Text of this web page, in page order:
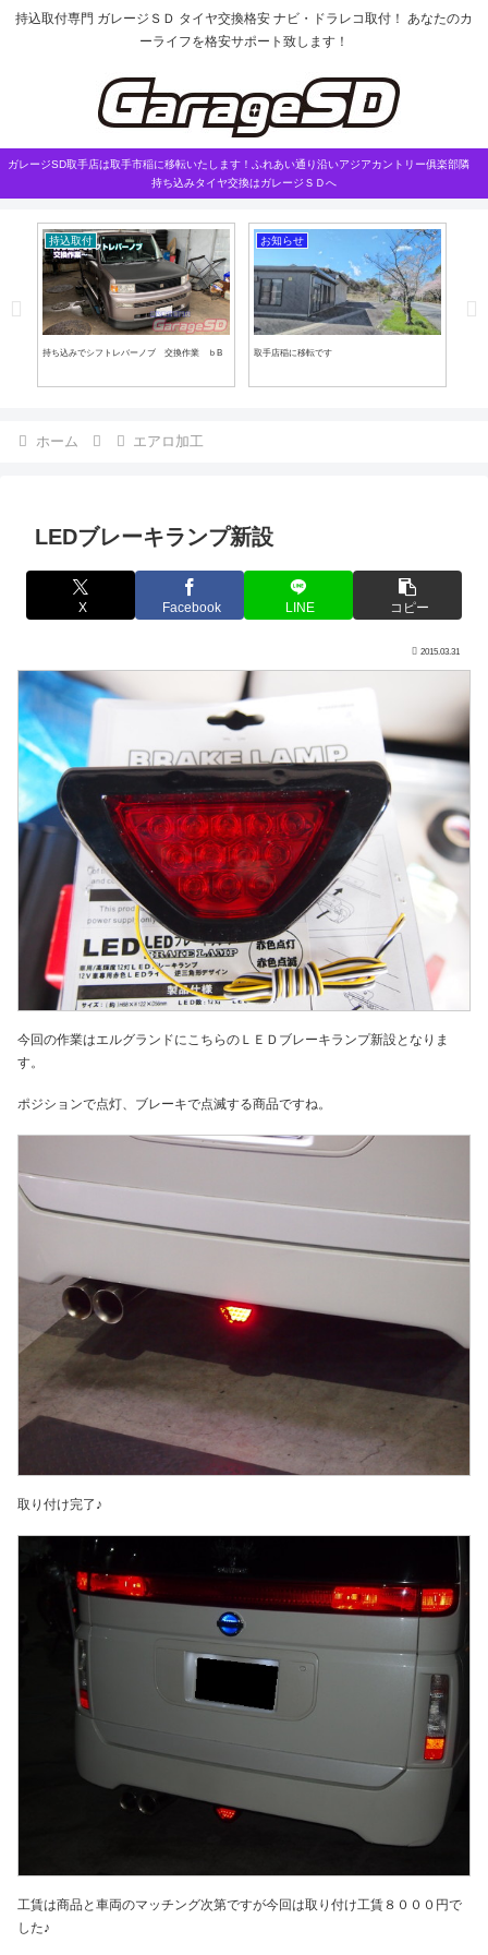
持込取付専門 ガレージＳＤ タイヤ交換格安 ナビ・ドラレコ取付！ あなたのカ
ーライフを格安サポート致します！
ガレージSD取手店は取手市稲に移転いたします！ふれあい通り沿いアジアカントリー俱楽部隣
持ち込みタイヤ交換はガレージＳＤへ
持込取付
持ち込みでシフトレバーノブ 交換作業 ｂB
お知らせ
取手店稲に移転です
ホーム エアロ加工
LEDブレーキランプ新設
X Facebook LINE コピー
2015.03.31
今回の作業はエルグランドにこちらのＬＥＤブレーキランプ新設となりま
す。
ポジションで点灯、ブレーキで点滅する商品ですね。
取り付け完了♪
工賃は商品と車両のマッチング次第ですが今回は取り付け工賃８０００円で
した♪